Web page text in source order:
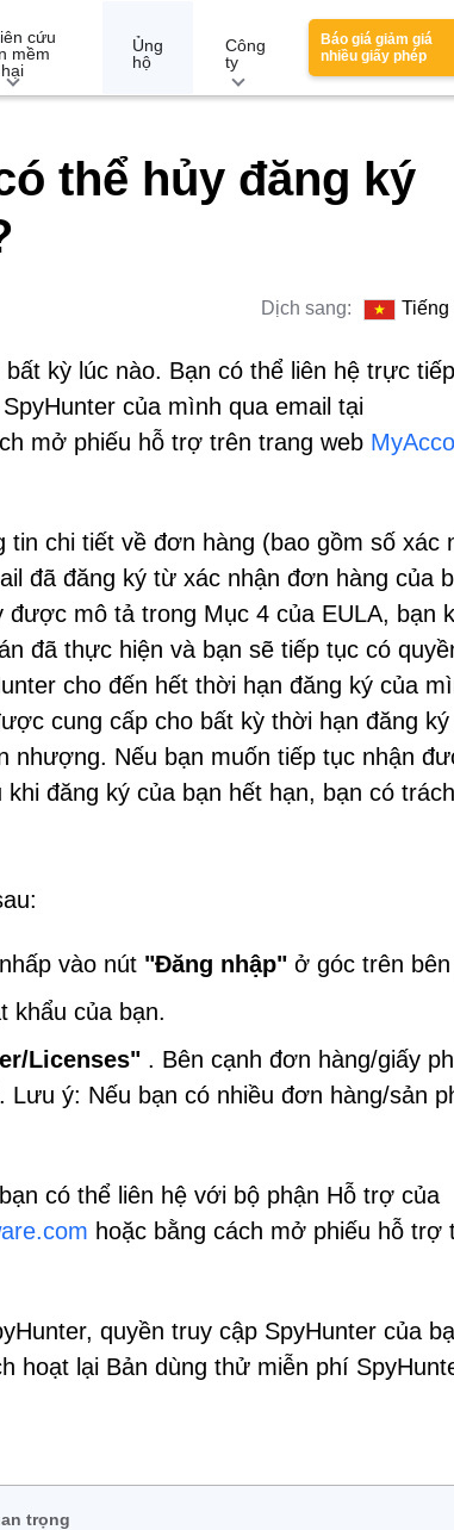
cứu
mềm
Ủng
hộ
Công
ty
Báo giá giảm giá
nhiều giấy phép
thể hủy đăng ký
Dịch sang: Tiếng
kỳ lúc nào. Bạn có thể liên hệ trực
của mình qua email tại
mở phiếu hỗ trợ trên trang web
tin chi tiết về đơn hàng (bao gồm số xác
đã đăng ký từ xác nhận đơn hàng của
mô tả trong Mục 4 của EULA, bạn
đã thực hiện và bạn sẽ tiếp tục có
cho đến hết thời hạn đăng ký của
cung cấp cho bất kỳ thời hạn đăng
nhượng. Nếu bạn muốn tiếp tục nhận
đăng ký của bạn hết hạn, bạn có
vào nút "Đăng nhập" ở góc trên bên
khẩu của bạn.
Licenses" . Bên cạnh đơn hàng/giấy
ý: Nếu bạn có nhiều đơn hàng/sản
có thể liên hệ với bộ phận Hỗ trợ của
hoặc bằng cách mở phiếu hỗ trợ
quyền truy cập SpyHunter của
hoạt lại Bản dùng thử miễn phí
trọng